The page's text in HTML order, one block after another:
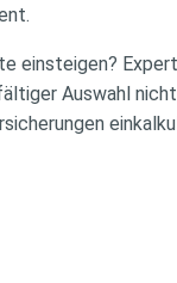
einsteigen?
Auswahl